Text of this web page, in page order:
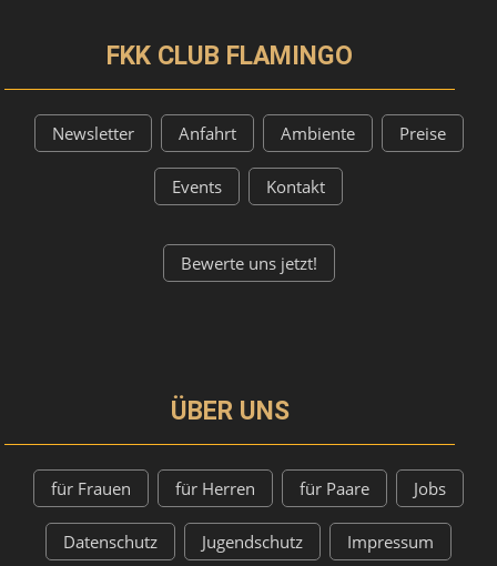
FKK CLUB FLAMINGO
Newsletter Anfahrt Ambiente Preise
Events Kontakt
Bewerte uns jetzt!
ÜBER UNS
für Frauen für Herren für Paare Jobs
Datenschutz Jugendschutz Impressum